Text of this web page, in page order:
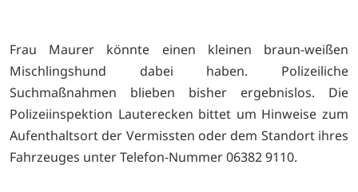
Frau Maurer könnte einen kleinen braun-weißen
Mischlingshund dabei haben. Polizeiliche
Suchmaßnahmen blieben bisher ergebnislos. Die
Polizeiinspektion Lauterecken bittet um Hinweise zum
Aufenthaltsort der Vermissten oder dem Standort ihres
Fahrzeuges unter Telefon-Nummer 06382 9110.